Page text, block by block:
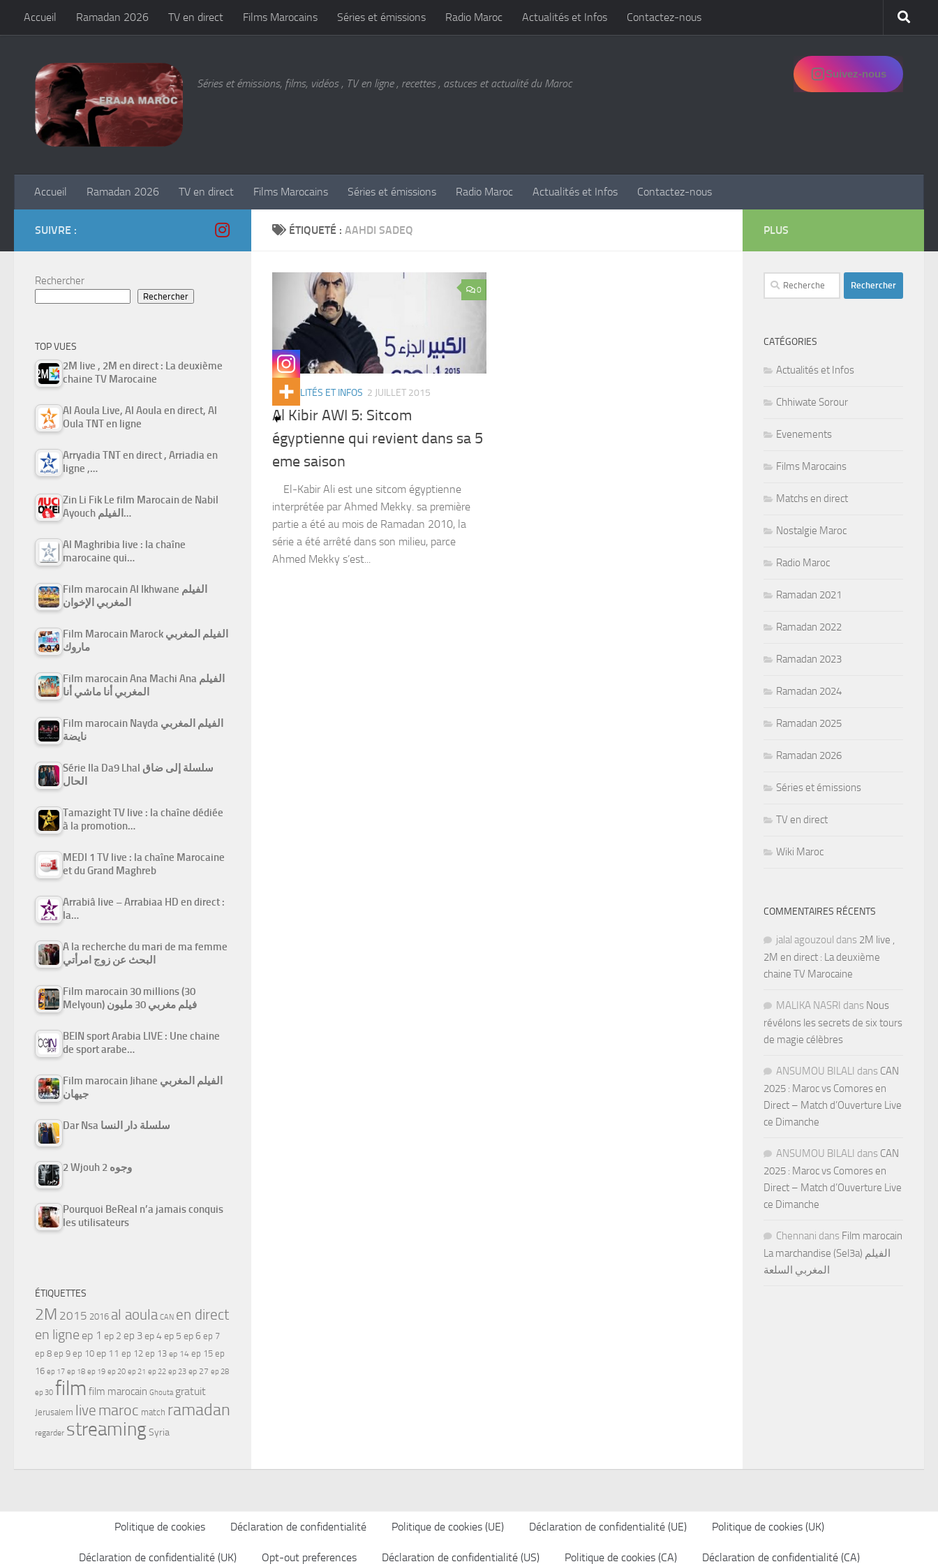
Skip to content
Accueil Ramadan 2026 TV en direct Films Marocains Séries et émissions Radio Maroc Actualités et Infos Contactez-nous
Séries et émissions, films, vidéos , TV en ligne , recettes , astuces et actualité du Maroc
Suivez-nous
Accueil Ramadan 2026 TV en direct Films Marocains Séries et émissions Radio Maroc Actualités et Infos Contactez-nous
ÉTIQUETÉ : AAHDI SADEQ
0
ACTUALITÉS ET INFOS 2 JUILLET 2015
Al Kibir AWI 5: Sitcom
égyptienne qui revient dans sa 5
eme saison
El-Kabir Ali est une sitcom égyptienne
interprétée par Ahmed Mekky. sa première
partie a été au mois de Ramadan 2010, la
série a été arrêté dans son milieu, parce
Ahmed Mekky s’est...
SUIVRE :
Rechercher
Rechercher
TOP VUES
2M live , 2M en direct : La deuxième
chaine TV Marocaine
Al Aoula Live, Al Aoula en direct, Al
Oula TNT en ligne
Arryadia TNT en direct , Arriadia en
ligne ,…
Zin Li Fik Le film Marocain de Nabil
Ayouch الفيلم…
Al Maghribia live : la chaîne
marocaine qui…
Film marocain Al Ikhwane الفيلم
المغربي الإخوان
Film Marocain Marock الفيلم المغربي
ماروك
Film marocain Ana Machi Ana الفيلم
المغربي أنا ماشي أنا
Film marocain Nayda الفيلم المغربي
نايضة
Série Ila Da9 Lhal سلسلة إلى ضاق
الحال
Tamazight TV live : la chaîne dédiée
à la promotion…
MEDI 1 TV live : la chaîne Marocaine
et du Grand Maghreb
Arrabiâ live – Arrabiaa HD en direct :
la…
A la recherche du mari de ma femme
البحث عن زوج امرأتي
Film marocain 30 millions (30
Melyoun) فيلم مغربي 30 مليون
BEIN sport Arabia LIVE : Une chaine
de sport arabe…
Film marocain Jihane الفيلم المغربي
جيهان
Dar Nsa سلسلة دار النسا
2 Wjouh 2 وجوه
Pourquoi BeReal n’a jamais conquis
les utilisateurs
ÉTIQUETTES
2M 2015 2016 al aoula CAN en direct
en ligne ep 1 ep 2 ep 3ep 4ep 5 ep 6 ep 7
ep 8 ep 9 ep 10 ep 11 ep 12 ep 13 ep 14 ep 15 ep
16 ep 17 ep 18 ep 19 ep 20 ep 21 ep 22 ep 23 ep 27 ep 28
ep 30 film film marocain Ghouta gratuit
Jerusalem live maroc match ramadan
regarder streamingSyria
PLUS
Rechercher :
CATÉGORIES
Actualités et Infos
Chhiwate Sorour
Evenements
Films Marocains
Matchs en direct
Nostalgie Maroc
Radio Maroc
Ramadan 2021
Ramadan 2022
Ramadan 2023
Ramadan 2024
Ramadan 2025
Ramadan 2026
Séries et émissions
TV en direct
Wiki Maroc
COMMENTAIRES RÉCENTS
jalal agouzoul dans 2M live ,
2M en direct : La deuxième
chaine TV Marocaine
MALIKA NASRI dans Nous
révélons les secrets de six tours
de magie célèbres
ANSUMOU BILALI dans CAN
2025 : Maroc vs Comores en
Direct – Match d’Ouverture Live
ce Dimanche
ANSUMOU BILALI dans CAN
2025 : Maroc vs Comores en
Direct – Match d’Ouverture Live
ce Dimanche
Chennani dans Film marocain
La marchandise (Sel3a) الفيلم
المغربي السلعة
Politique de cookies Déclaration de confidentialité Politique de cookies (UE) Déclaration de confidentialité (UE) Politique de cookies (UK)
Déclaration de confidentialité (UK) Opt-out preferences Déclaration de confidentialité (US) Politique de cookies (CA) Déclaration de confidentialité (CA)